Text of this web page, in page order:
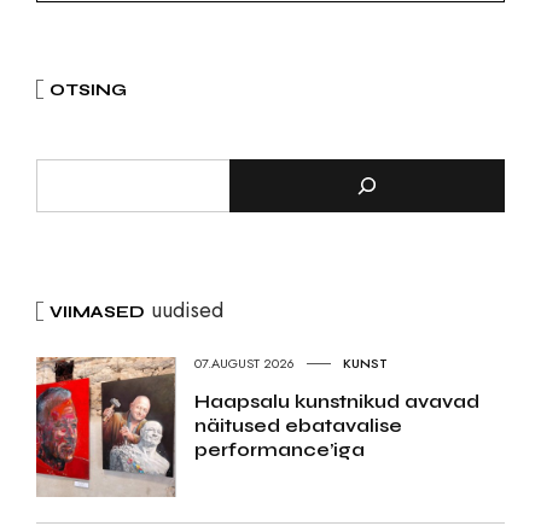
OTSING
VIIMASED uudised
07.AUGUST 2026 KUNST
Haapsalu kunstnikud avavad
näitused ebatavalise
performance’iga